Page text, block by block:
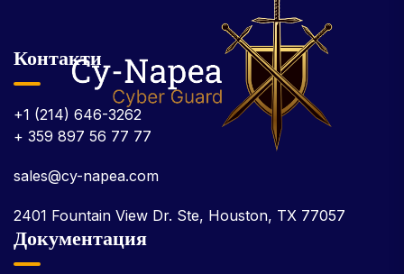
Контакти
+1 (214) 646-3262
+ 359 897 56 77 77
sales@cy-napea.com
2401 Fountain View Dr. Ste, Houston, TX 77057
Документация